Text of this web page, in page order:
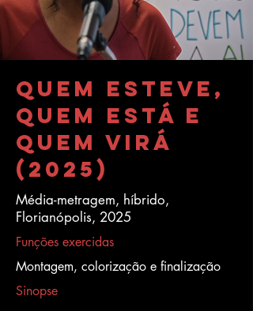
Quem Esteve,
Quem Está e
Quem Virá
(2025)
Média-metragem, híbrido,
Florianópolis, 2025
Funções exercidas
Montagem, colorização e finalização
Sinopse